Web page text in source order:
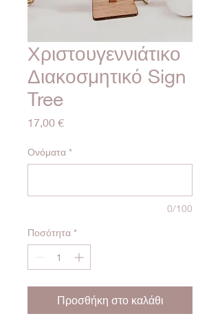
Χριστουγεννιάτικο
Διακοσμητικό Sign
Tree
17,00 €Τιμή
Ονόματα *
0/100
Ποσότητα *
Προσθήκη στο καλάθι